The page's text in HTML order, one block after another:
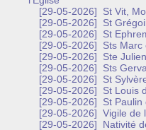
[29-05-2026]
St Vit,
[29-05-2026]
St
[29-05-2026]
St
[29-05-2026]
Sts Marc
[29-05-2026]
Ste
[29-05-2026]
Sts
[29-05-2026]
St
[29-05-2026]
St Louis
[29-05-2026]
St
[29-05-2026]
Vigile de
[29-05-2026]
Nativité